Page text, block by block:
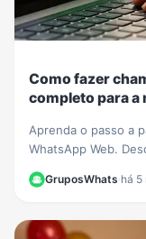
Como fazer
completo para a
Aprenda o passo a
WhatsApp Web.
e vídeo que chegou
GruposWhats·há 5